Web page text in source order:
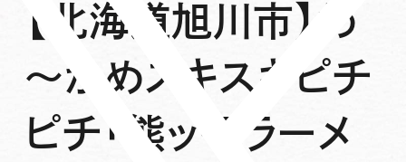
【北海道旭川市】わ
～かめスキスキピチ
ピチ「熊ッ子ラーメ